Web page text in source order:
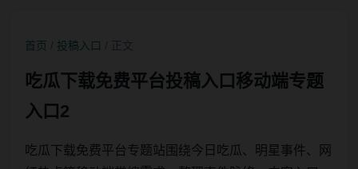
首页 投稿入口
吃瓜下载免费平台投稿入口移动端专题
入口2
吃瓜下载免费平台专题站围绕今日吃瓜、明星事件、网